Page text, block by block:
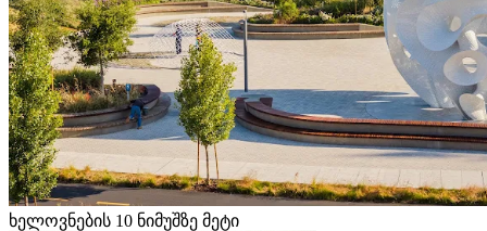
ხელოვნების 10 ნიმუშზე მეტი